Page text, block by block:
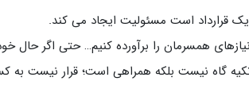
یک قرارداد است مسئولیت ایجاد می کند.
همسرمان را برآورده کنیم… حتی اگر حال
گاه نیست بلکه همراهی است؛ قرار نیست به